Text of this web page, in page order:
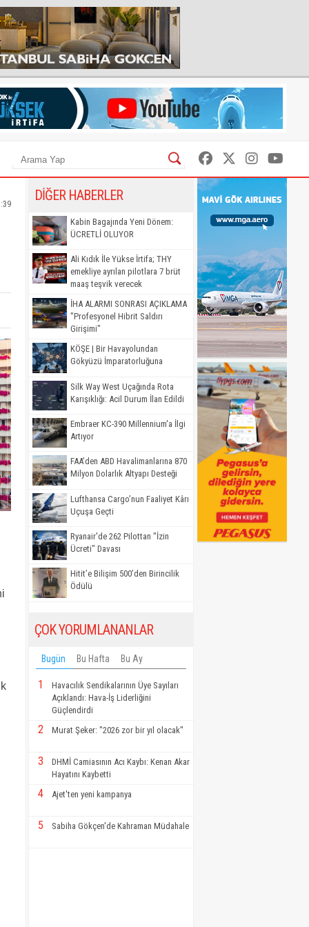
DİĞER HABERLER
Kabin Bagajında Yeni Dönem:
ÜCRETLİ OLUYOR
Ali Kıdık İle Yükse İrtifa; THY
emekliye ayrılan pilotlara 7 brüt
maaş teşvik verecek
İHA ALARMI SONRASI AÇIKLAMA
"Profesyonel Hibrit Saldırı
Girişimi"
KÖŞE | Bir Havayolundan
Gökyüzü İmparatorluğuna
Silk Way West Uçağında Rota
Karışıklığı: Acil Durum İlan Edildi
Embraer KC-390 Millennium'a İlgi
Artıyor
FAA’den ABD Havalimanlarına 870
Milyon Dolarlık Altyapı Desteği
Lufthansa Cargo’nun Faaliyet Kârı
Uçuşa Geçti
Ryanair'de 262 Pilottan "İzin
Ücreti" Davası
Hitit’e Bilişim 500’den Birincilik
Ödülü
ÇOK YORUMLANANLAR
Bugün Bu Hafta Bu Ay
1
Havacılık Sendikalarının Üye Sayıları
Açıklandı: Hava-İş Liderliğini
Güçlendirdi
2 Murat Şeker: "2026 zor bir yıl olacak"
3
DHMİ Camiasının Acı Kaybı: Kenan Akar
Hayatını Kaybetti
4 Ajet'ten yeni kampanya
5 Sabiha Gökçen'de Kahraman Müdahale